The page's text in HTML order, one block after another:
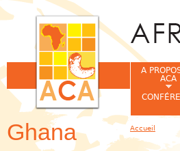
Ghana
A
ACA
Vous êtes ici
Accueil